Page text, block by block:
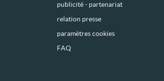
publicité - partenariat
relation presse
paramètres cookies
FAQ